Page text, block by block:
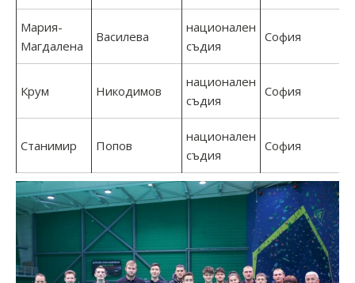
Мария-
Магдалена
Василева
национален
съдия
София
Крум Никодимов
национален
съдия
София
Станимир Попов
национален
съдия
София